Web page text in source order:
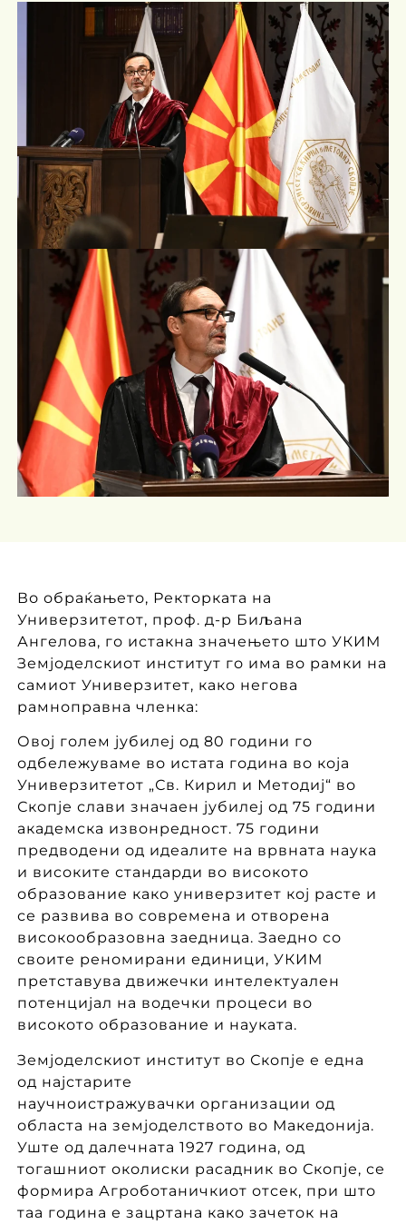
Во обраќањето, Ректорката на
Универзитетот, проф. д-р Биљана
Ангелова, го истакна значењето што УКИМ
Земјоделскиот институт го има во рамки на
самиот Универзитет, како негова
рамноправна членка:
Овој голем јубилеј од 80 години го
одбележуваме во истата година во која
Универзитетот „Св. Кирил и Методиј“ во
Скопје слави значаен јубилеј од 75 години
академска извонредност. 75 години
предводени од идеалите на врвната наука
и високите стандарди во високото
образование како универзитет кој расте и
се развива во современа и отворена
високообразовна заедница. Заедно со
своите реномирани единици, УКИМ
претставува движечки интелектуален
потенцијал на водечки процеси во
високото образование и науката.
Земјоделскиот институт во Скопје е една
од најстарите
научноистражувачки организации од
областа на земјоделството во Македонија.
Уште од далечната 1927 година, од
тогашниот околиски расадник во Скопје, се
формира Агроботаничкиот отсек, при што
таа година е зацртана како зачеток на